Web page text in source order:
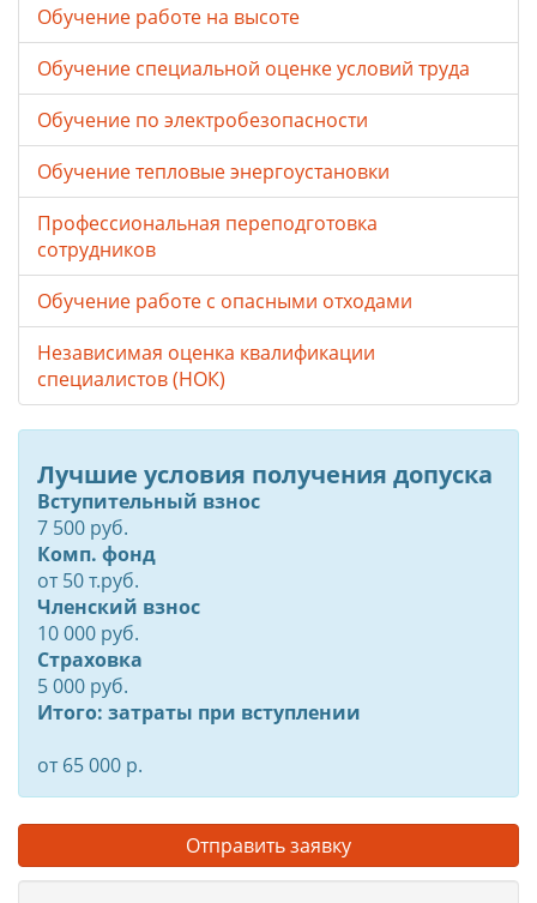
Обучение работе на высоте
Обучение специальной оценке условий труда
Обучение по электробезопасности
Обучение тепловые энергоустановки
Профессиональная переподготовка
сотрудников
Обучение работе с опасными отходами
Независимая оценка квалификации
специалистов (НОК)
Лучшие условия получения допуска
Вступительный взнос
7 500 руб.
Комп. фонд
от50т.руб.
Членский взнос
10 000 руб.
Страховка
5 000 руб.
Итого: затраты при вступлении
от 65 000 р.
Отправить заявку